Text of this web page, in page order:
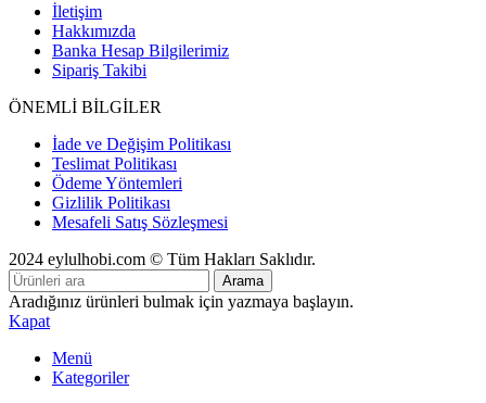
İletişim
Hakkımızda
Banka Hesap Bilgilerimiz
Sipariş Takibi
ÖNEMLİ BİLGİLER
İade ve Değişim Politikası
Teslimat Politikası
Ödeme Yöntemleri
Gizlilik Politikası
Mesafeli Satış Sözleşmesi
2024 eylulhobi.com © Tüm Hakları Saklıdır.
Arama
Aradığınız ürünleri bulmak için yazmaya başlayın.
Kapat
Menü
Kategoriler